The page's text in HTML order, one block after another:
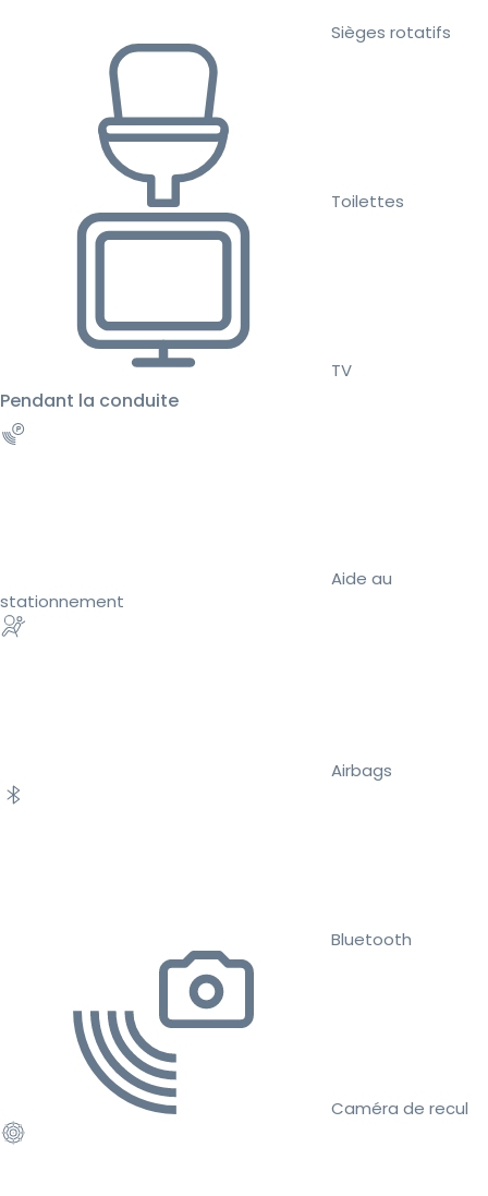
Sièges rotatifs
Toilettes
TV
Pendant la conduite
Aide au
stationnement
Airbags
Bluetooth
Caméra de recul